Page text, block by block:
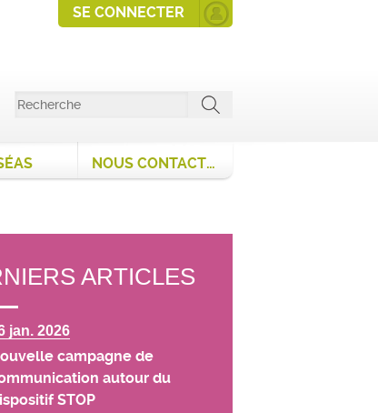
SE CONNECTER
NOUS CONTACTER
ARTICLES
jan. 2026
campagne de
autour du
STOP